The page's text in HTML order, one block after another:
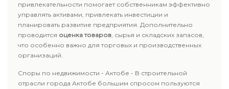
привлекательности помогает собственникам эффективно
управлять активами, привлекать инвестиции и
планировать развитие предприятия. Дополнительно
проводится оценка товаров, сырья и складских запасов,
что особенно важно для торговых и производственных
организаций.
Споры по недвижимости - Актобе - В строительной
отрасли города Актобе большим спросом пользуются